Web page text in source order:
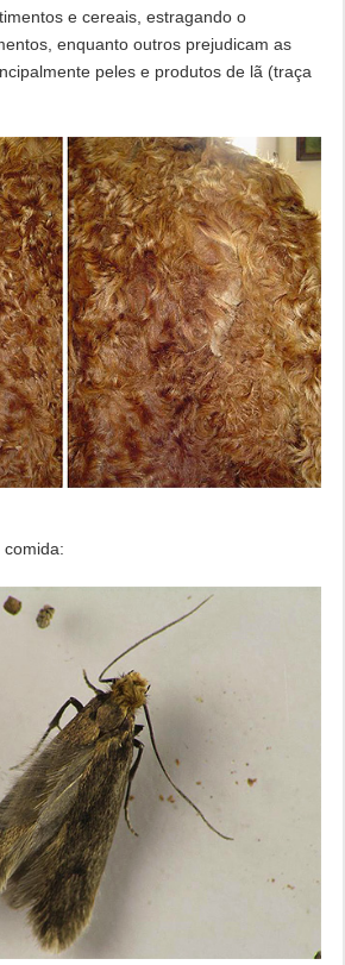
e cereais, estragando o
enquanto outros prejudicam as
peles e produtos de lã (traça